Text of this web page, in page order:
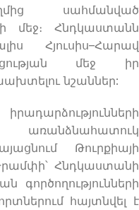
սահմանված
մեջ։ Հնդկաստանն
Հյուսիս–Հարավ
մեջ իր
նշաններ:
Թուրքիայի
Հնդկաստանի
​​գործողությունների
հայտնվել է